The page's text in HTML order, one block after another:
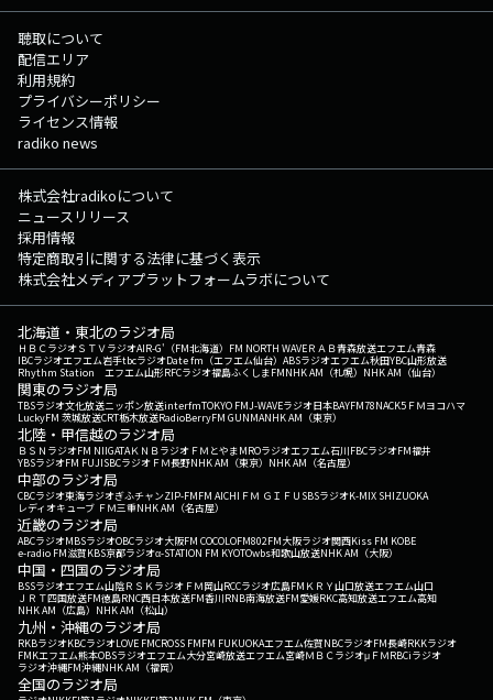
聴取について
配信エリア
利用規約
プライバシーポリシー
ライセンス情報
radiko news
株式会社radikoについて
ニュースリリース
採用情報
特定商取引に関する法律に基づく表示
株式会社メディアプラットフォームラボについて
北海道・東北のラジオ局
ＨＢＣラジオＳＴＶラジオAIR-G'（FM北海道） FM NORTH WAVEＲＡＢ青森放送エフエム青森
IBCラジオエフエム岩手tbcラジオDate fm（エフエム仙台） ABSラジオエフエム秋田YBC山形放送
Rhythm Station エフエム山形RFCラジオ福島ふくしまFMNHK AM（札幌） NHK AM（仙台）
関東のラジオ局
TBSラジオ文化放送ニッポン放送interfmTOKYO FMJ-WAVEラジオ日本BAYFM78NACK5 ＦＭヨコハマ
LuckyFM 茨城放送CRT栃木放送RadioBerryFM GUNMANHK AM（東京）
北陸・甲信越のラジオ局
ＢＳＮラジオFM NIIGATAＫＮＢラジオ ＦＭとやまMROラジオエフエム石川FBCラジオFM福井
YBSラジオFM FUJISBCラジオ ＦＭ長野NHK AM（東京） NHK AM（名古屋）
中部のラジオ局
CBCラジオ東海ラジオぎふチャンZIP-FMFM AICHI ＦＭ ＧＩＦＵ SBSラジオK-MIX SHIZUOKA
レディオキューブ ＦＭ三重NHK AM（名古屋）
近畿のラジオ局
ABCラジオMBSラジオOBCラジオ大阪FM COCOLOFM802FM大阪ラジオ関西Kiss FM KOBE
e-radio FM滋賀KBS京都ラジオα-STATION FM KYOTOwbs和歌山放送NHK AM（大阪）
中国・四国のラジオ局
BSSラジオエフエム山陰ＲＳＫラジオ ＦＭ岡山RCCラジオ広島FM ＫＲＹ山口放送エフエム山口
ＪＲＴ四国放送FM徳島RNC西日本放送FM香川RNB南海放送FM愛媛RKC高知放送エフエム高知
NHK AM（広島） NHK AM（松山）
九州・沖縄のラジオ局
RKBラジオKBCラジオLOVE FMCROSS FMFM FUKUOKAエフエム佐賀NBCラジオFM長崎RKKラジオ
FMKエフエム熊本OBSラジオエフエム大分宮崎放送エフエム宮崎ＭＢＣラジオμＦＭRBCiラジオ
ラジオ沖縄FM沖縄NHK AM（福岡）
全国のラジオ局